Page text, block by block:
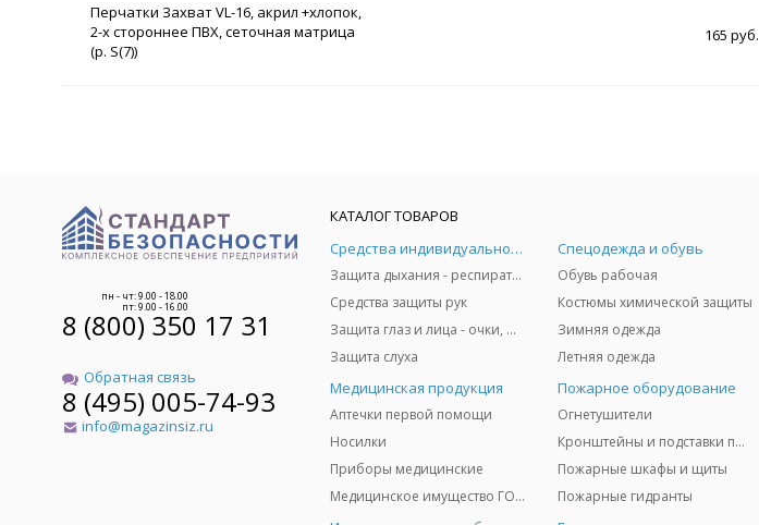
Перчатки Захват VL-16, акрил +хлопок,
2-х стороннее ПВХ, сеточная матрица
(р. S(7))
165 руб.
пн - чт: 9.00 - 18.00
пт: 9.00 - 16.00
8 (800) 350 17 31
Обратная связь
8 (495) 005-74-93
info@magazinsiz.ru
КАТАЛОГ ТОВАРОВ
Средства индивидуальной защиты
Защита дыхания - респираторы, противогазы, фильтры, дозиметры
Средства защиты рук
Защита глаз и лица - очки, щитки
Защита слуха
Спецодежда и обувь
Обувь рабочая
Костюмы химической защиты
Зимняя одежда
Летняя одежда
Медицинская продукция
Аптечки первой помощи
Носилки
Приборы медицинские
Медицинское имущество ГО и ЧС
Пожарное оборудование
Огнетушители
Кронштейны и подставки под огнетушители
Пожарные шкафы и щиты
Пожарные гидранты